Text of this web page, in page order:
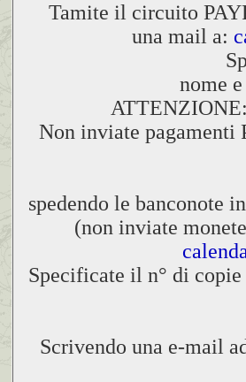
Tamite il circuito
una mail a:
nome
Non inviate pagamenti
spedendo le banconote
(non inviate
Specificate il n° di
Scrivendo una e-mail